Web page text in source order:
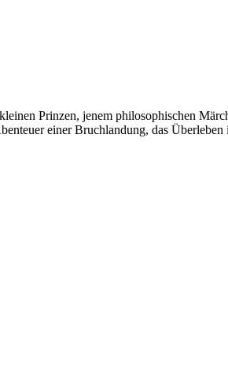
Prinzen, jenem philosophischen
einer Bruchlandung, das